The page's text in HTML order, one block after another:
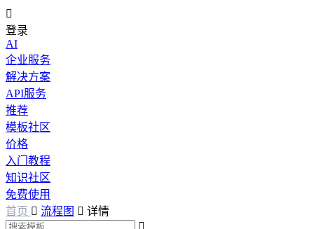

登录
AI
企业服务
解决方案
API服务
推荐
模板社区
价格
入门教程
知识社区
免费使用
首页  流程图  详情
